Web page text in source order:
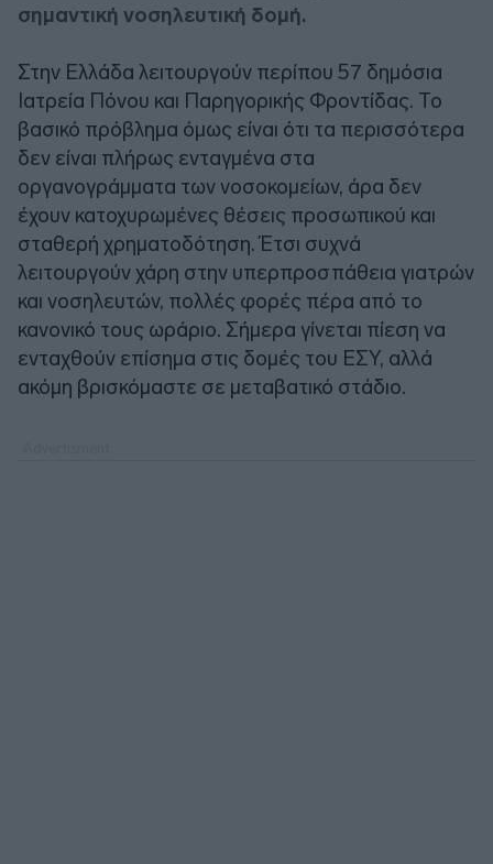
σημαντική νοσηλευτική δομή.
Στην Ελλάδα λειτουργούν περίπου 57 δημόσια
Ιατρεία Πόνου και Παρηγορικής Φροντίδας. Το
βασικό πρόβλημα όμως είναι ότι τα περισσότερα
δεν είναι πλήρως ενταγμένα στα
οργανoγράμματα των νοσοκομείων, άρα δεν
έχουν κατοχυρωμένες θέσεις προσωπικού και
σταθερή χρηματοδότηση. Έτσι συχνά
λειτουργούν χάρη στην υπερπροσπάθεια γιατρών
και νοσηλευτών, πολλές φορές πέρα από το
κανονικό τους ωράριο. Σήμερα γίνεται πίεση να
ενταχθούν επίσημα στις δομές του ΕΣΥ, αλλά
ακόμη βρισκόμαστε σε μεταβατικό στάδιο.